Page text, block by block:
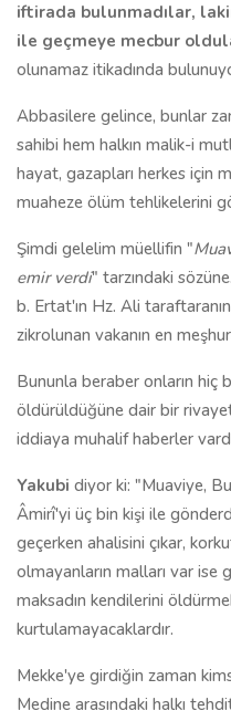
iftirada bulunmadılar,
ile geçmeye mecbur
olunamaz itikadında
Abbasilere gelince, bunlar
sahibi hem halkın malik-i
hayat, gazapları herkes için
muaheze ölüm tehlikelerini
Şimdi gelelim müellifin "
emir verdi" tarzındaki
b. Ertat'ın Hz. Ali
zikrolunan vakanın en
Bununla beraber onların hiç
öldürüldüğüne dair bir
iddiaya muhalif haberler
Yakubi diyor ki: "Muaviye,
Âmirî'yi üç bin kişi ile
geçerken ahalisini çıkar,
olmayanların malları var ise
maksadın kendilerini
kurtulamayacaklardır.
Mekke'ye girdiğin zaman
Medine arasındaki halkı